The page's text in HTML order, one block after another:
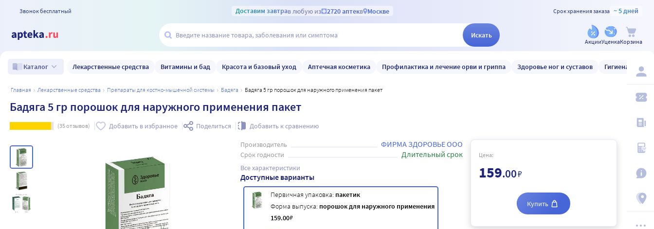
Звонок бесплатный Доставим завтрав любую из 2720 аптекв Москве Срок хранения заказа ~ 5 дней
Искать
АкцииУценкаКорзина
Каталог Лекарственные средства Витамины и бад Красота и базовый уход Аптечная косметика Профилактика и лечение орви и гриппа Здоровье ног и суставов Гигиена и уход
главная лекарственные средства препараты для костно-мышечной системы бадяга Бадяга 5 гр порошок для наружного применения пакет
Бадяга 5 гр порошок для наружного применения пакет
(35отзывов) Добавить в избранное Поделиться Добавить к сравнению
Производитель ФИРМА ЗДОРОВЬЕ ООО
Срок годности Длительный срок
Все характеристики
Доступные варианты
Первичная упаковка: пакетик
Форма выпуска: порошок для наружного применения
159.00₽
Цена:
159.00₽
Купить